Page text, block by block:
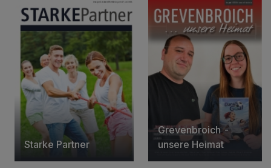
Starke Partner
Grevenbroich -
unsere Heimat